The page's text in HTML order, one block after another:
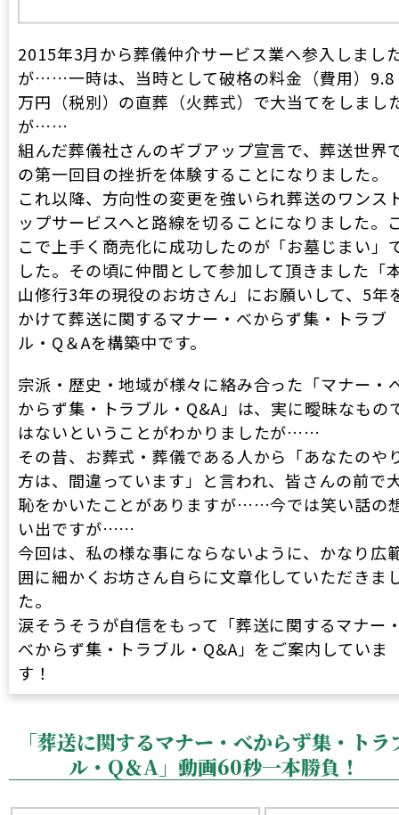
2015年3月から葬儀仲介サービス業へ参入しまし
が……一時は、当時として破格の料金（費用）9.8
万円（税別）の直葬（火葬式）で大当てをしまし
が……
組んだ葬儀社さんのギブアップ宣言で、葬送世界
の第一回目の挫折を体験することになりました。
これ以降、方向性の変更を強いられ葬送のワンス
ップサービスへと路線を切ることになりました。
こで上手く商売化に成功したのが「お墓じまい」
した。その頃に仲間として参加して頂きました「
山修行3年の現役のお坊さん」にお願いして、5年
かけて葬送に関するマナー・べからず集・トラブ
ル・Q＆Aを構築中です。
宗派・歴史・地域が様々に絡み合った「マナー・
からず集・トラブル・Q&A」は、実に曖昧なもの
はないということがわかりましたが……
その昔、お葬式・葬儀である人から「あなたのや
方は、間違っています」と言われ、皆さんの前で
恥をかいたことがありますが……今では笑い話の
い出ですが……
今回は、私の様な事にならないように、かなり広
囲に細かくお坊さん自らに文章化していただきま
た。
涙そうそうが自信をもって「葬送に関するマナー
べからず集・トラブル・Q&A」をご案内していま
す！
「葬送に関するマナー・べからず集・トラ
ル・Q＆A」動画60秒一本勝負！